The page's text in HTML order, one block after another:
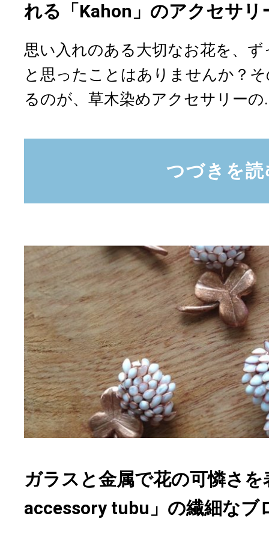
れる「Kahon」のアクセサリ
思い入れのある大切なお花を、
と思ったことはありませんか？
るのが、草木染めアクセサリーの
つづきを読
ガラスと金属で花の可憐さを
accessory tubu」の繊細なブ